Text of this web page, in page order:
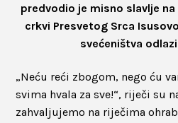
predvodio je misno slavlje
crkvi Presvetog Srca
svećeništva
„Neću reći zbogom, nego ću
svima hvala za sve!“, riječi su
zahvaljujemo na riječima